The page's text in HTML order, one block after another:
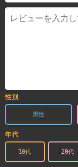
性別
男性
年代
10代 20代